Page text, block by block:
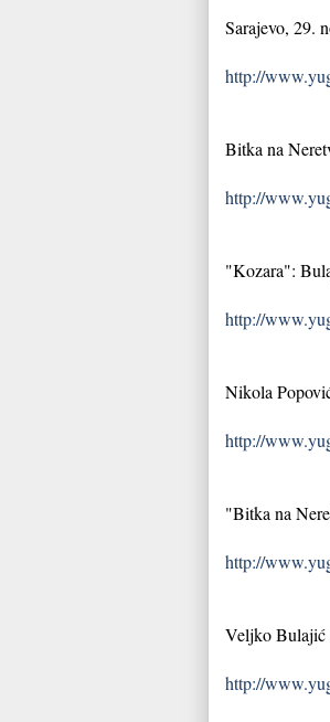
Sarajevo, 29.
http://
Bitka na
http://
"Kozara":
http://
Nikola
http://
"Bitka na
http://
Veljko Bulajić
http://